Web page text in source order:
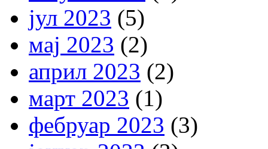
јул 2023 (5)
мај 2023 (2)
април 2023 (2)
март 2023 (1)
фебруар 2023 (3)